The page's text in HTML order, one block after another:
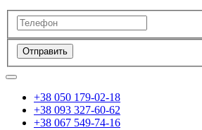
Отправить
+38 050 179-02-18
+38 093 327-60-62
+38 067 549-74-16